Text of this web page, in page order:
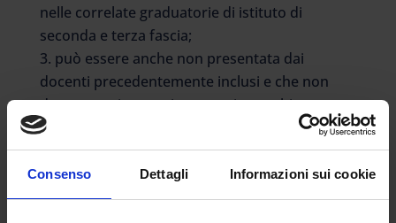
Consenso Dettagli Informazioni sui cookie
nelle correlate graduatorie di istituto di
seconda e terza fascia;
può essere anche non presentata dai
docenti precedentemente inclusi e che non
devono aggiornare i punteggi e cambiare
provincia. In tal caso, l’aspirante resta in
graduatoria, tuttavia perde eventuali diritti
soggetti a scadenza, quali ad esempio le
preferenze. Pertanto, per chi deve confermare